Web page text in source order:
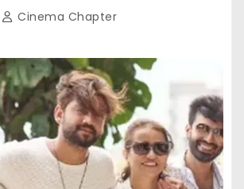
Cinema Chapter